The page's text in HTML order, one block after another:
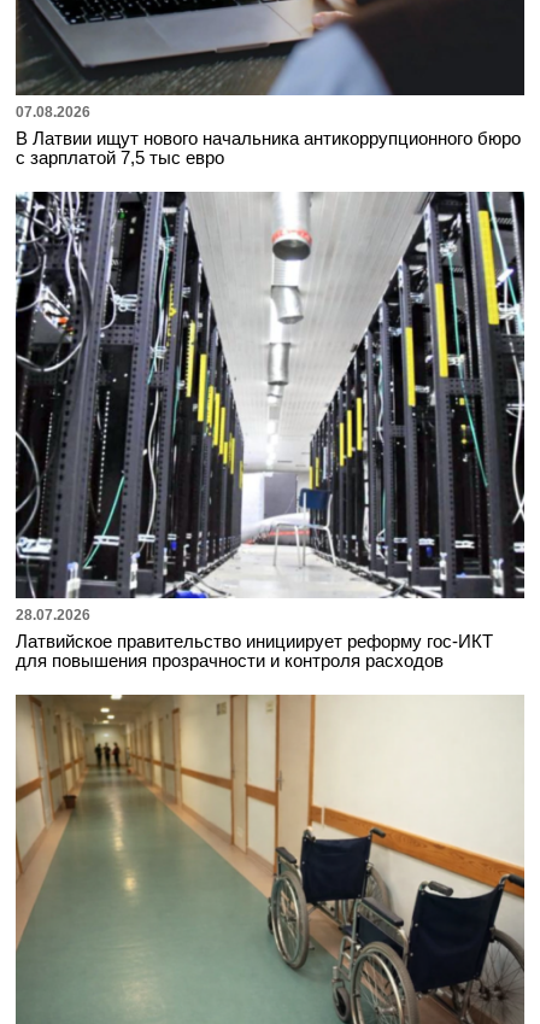
07.08.2026
В Латвии ищут нового начальника антикоррупционного бюро
с зарплатой 7,5 тыс евро
28.07.2026
Латвийское правительство инициирует реформу гос-ИКТ
для повышения прозрачности и контроля расходов